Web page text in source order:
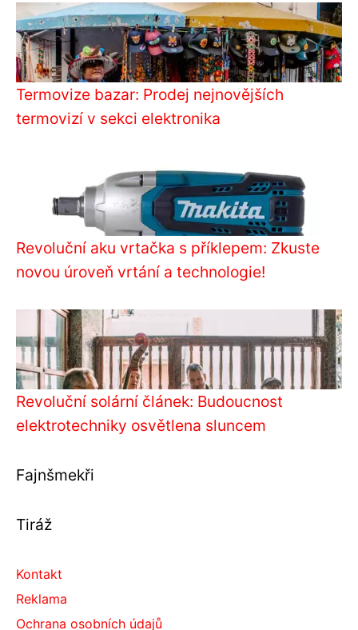
Termovize bazar: Prodej nejnovějších
termovizí v sekci elektronika
Revoluční aku vrtačka s příklepem: Zkuste
novou úroveň vrtání a technologie!
Revoluční solární článek: Budoucnost
elektrotechniky osvětlena sluncem
Fajnšmekři
Tiráž
Kontakt
Reklama
Ochrana osobních údajů